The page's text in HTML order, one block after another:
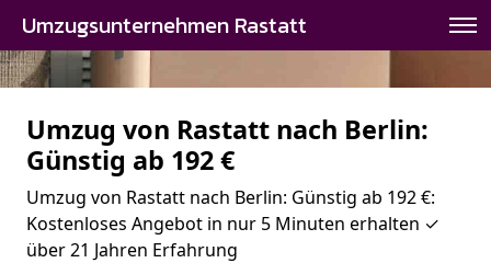
Umzugsunternehmen Rastatt
Umzug von Rastatt nach Berlin:
Günstig ab 192 €
Umzug von Rastatt nach Berlin: Günstig ab 192 €:
Kostenloses Angebot in nur 5 Minuten erhalten ✓
über 21 Jahren Erfahrung